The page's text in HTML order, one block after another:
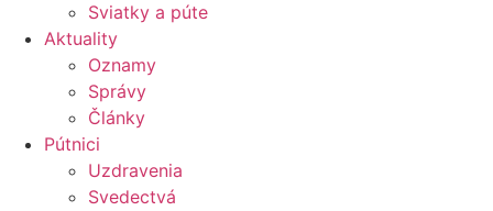
Sviatky a púte
Aktuality
Oznamy
Správy
Články
Pútnici
Uzdravenia
Svedectvá